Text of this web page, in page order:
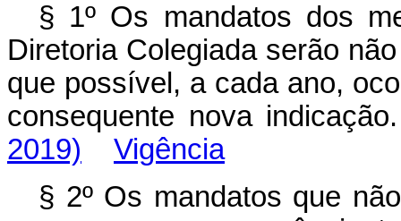
§ 1º Os mandatos dos
Diretoria Colegiada serão
que possível, a cada ano,
consequente nova
2019)
Vigência
§ 2º Os mandatos que